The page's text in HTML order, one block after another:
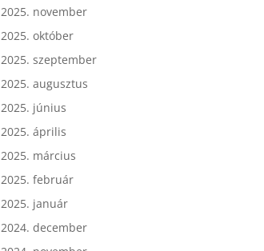
2025. november
2025. október
2025. szeptember
2025. augusztus
2025. június
2025. április
2025. március
2025. február
2025. január
2024. december